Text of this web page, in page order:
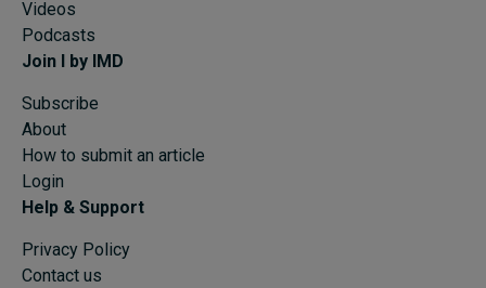
Videos
Podcasts
Join I by IMD
Subscribe
About
How to submit an article
Login
Help & Support
Privacy Policy
Contact us